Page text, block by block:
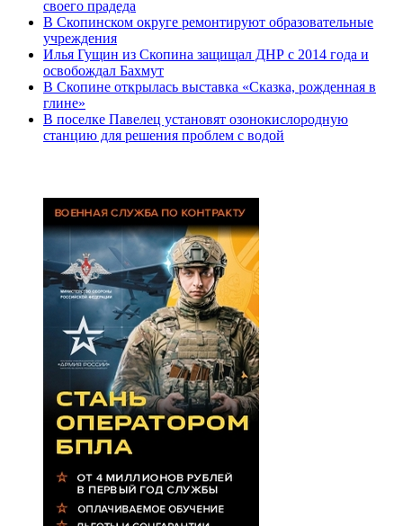
своего прадеда
В Скопинском округе ремонтируют образовательные
учреждения
Илья Гущин из Скопина защищал ДНР с 2014 года и
освобождал Бахмут
В Скопине открылась выставка «Сказка, рожденная в
глине»
В поселке Павелец установят озонокислородную
станцию для решения проблем с водой